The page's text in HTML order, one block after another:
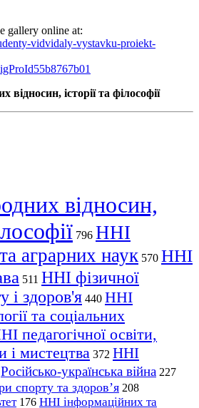
gallery online at:
vidvidaly-vystavku-proiekt-
історії та філософії
відносин,
796 ННІ
аграрних наук 570 ННІ
511 ННІ фізичної
і здоров'я 440 ННІ
та соціальних
педагогічної освіти,
і мистецтва 372 ННІ
Російсько-українська війна 227
спорту та здоров’я 208
176 ННІ інформаційних та